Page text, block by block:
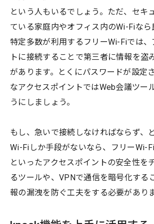
という人もいるでしょう。ただ、セキ
ている家庭内やオフィス内のWi-Fiな
特定多数が利用するフリーWi-Fiでは、
トに接続することで第三者に情報を盗
があります。とくにパスワードが設定
なアクセスポイントではWeb会議ツー
うにしましょう。
もし、急いで接続しなければならず、
Wi-Fiしか手段がないなら、フリーWi-
といったアクセスポイントの安全性を
るツールや、VPNで通信を暗号化する
報の漏洩を防ぐ工夫をする必要がありま